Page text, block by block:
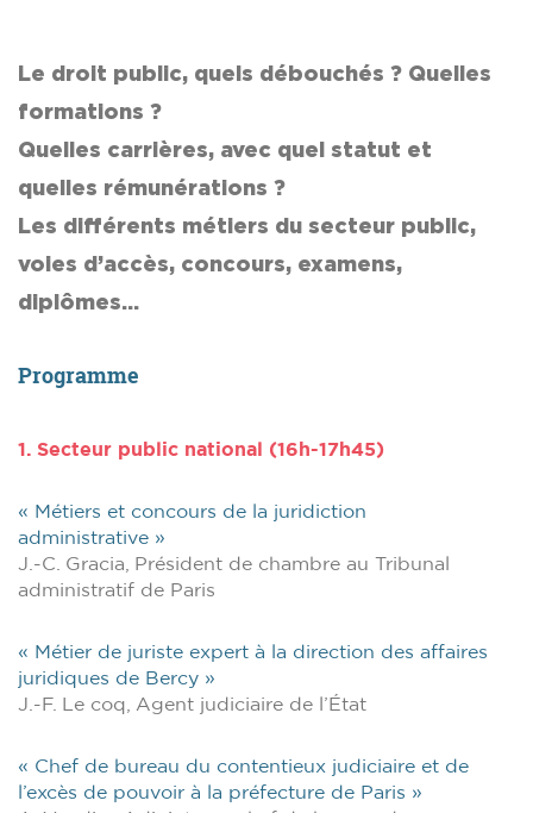
Le droit public, quels débouchés ? Quelles
formations ?
Quelles carrières, avec quel statut et
quelles rémunérations ?
Les différents métiers du secteur public,
voies d’accès, concours, examens,
diplômes…
Programme
1. Secteur public national (16h-17h45)
« Métiers et concours de la juridiction
administrative »
J.-C. Gracia, Président de chambre au Tribunal
administratif de Paris
« Métier de juriste expert à la direction des affaires
juridiques de Bercy »
J.-F. Le coq, Agent judiciaire de l’État
« Chef de bureau du contentieux judiciaire et de
l’excès de pouvoir à la préfecture de Paris »